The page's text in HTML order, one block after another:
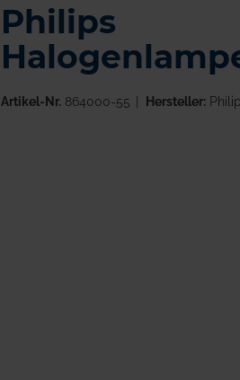
Philips
Artikel-Nr. 864000-55 Hersteller: